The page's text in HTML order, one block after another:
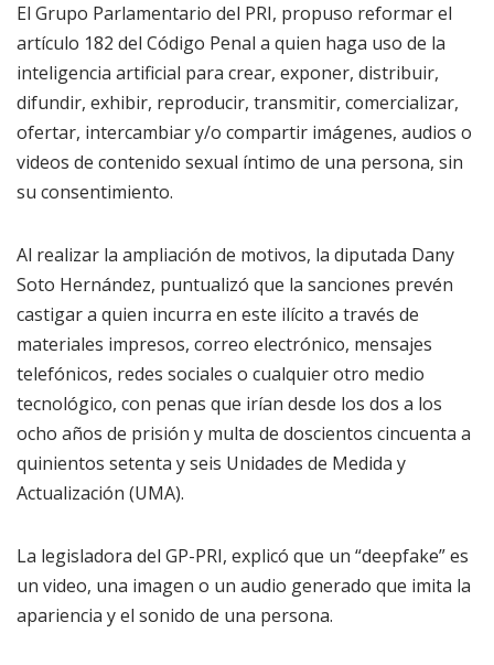
El Grupo Parlamentario del PRI, propuso reformar el
artículo 182 del Código Penal a quien haga uso de la
inteligencia artificial para crear, exponer, distribuir,
difundir, exhibir, reproducir, transmitir, comercializar,
ofertar, intercambiar y/o compartir imágenes, audios o
videos de contenido sexual íntimo de una persona, sin
su consentimiento.
Al realizar la ampliación de motivos, la diputada Dany
Soto Hernández, puntualizó que la sanciones prevén
castigar a quien incurra en este ilícito a través de
materiales impresos, correo electrónico, mensajes
telefónicos, redes sociales o cualquier otro medio
tecnológico, con penas que irían desde los dos a los
ocho años de prisión y multa de doscientos cincuenta a
quinientos setenta y seis Unidades de Medida y
Actualización (UMA).
La legisladora del GP-PRI, explicó que un “deepfake” es
un video, una imagen o un audio generado que imita la
apariencia y el sonido de una persona.